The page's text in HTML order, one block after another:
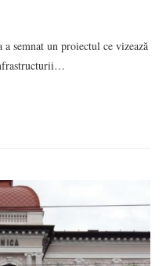
semnat un proiectul ce vizează